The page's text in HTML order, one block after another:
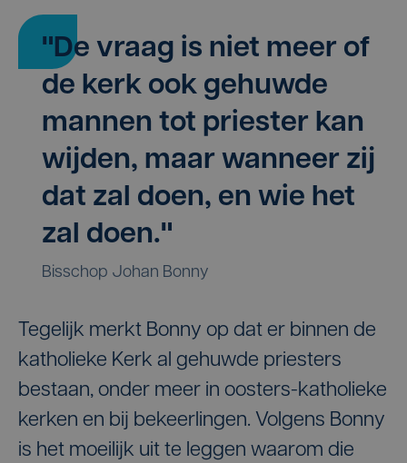
"De vraag is niet meer of
de kerk ook gehuwde
mannen tot priester kan
wijden, maar wanneer zij
dat zal doen, en wie het
zal doen."
Bisschop Johan Bonny
Tegelijk merkt Bonny op dat er binnen de
katholieke Kerk al gehuwde priesters
bestaan, onder meer in oosters-katholieke
kerken en bij bekeerlingen. Volgens Bonny
is het moeilijk uit te leggen waarom die